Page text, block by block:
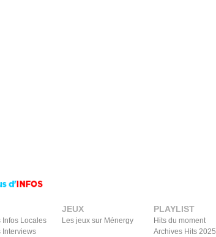
Infos Locales
Interviews
JEUX
Les jeux sur Ménergy
PLAYLIST
Hits du moment
Archives Hits 2025